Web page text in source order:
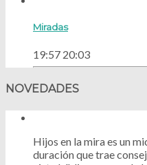
Miradas
19:57 20:03
NOVEDADES
Hijos en la mira es un
duración que trae